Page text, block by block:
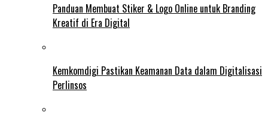
Panduan Membuat Stiker & Logo Online untuk Branding
Kreatif di Era Digital
Kemkomdigi Pastikan Keamanan Data dalam Digitalisasi
Perlinsos